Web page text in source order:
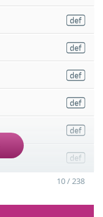
10 / 238